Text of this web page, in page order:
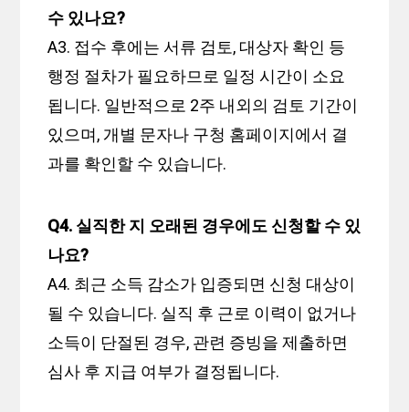
수 있나요?
A3. 접수 후에는 서류 검토, 대상자 확인 등
행정 절차가 필요하므로 일정 시간이 소요
됩니다. 일반적으로 2주 내외의 검토 기간이
있으며, 개별 문자나 구청 홈페이지에서 결
과를 확인할 수 있습니다.
Q4. 실직한 지 오래된 경우에도 신청할 수 있
나요?
A4. 최근 소득 감소가 입증되면 신청 대상이
될 수 있습니다. 실직 후 근로 이력이 없거나
소득이 단절된 경우, 관련 증빙을 제출하면
심사 후 지급 여부가 결정됩니다.